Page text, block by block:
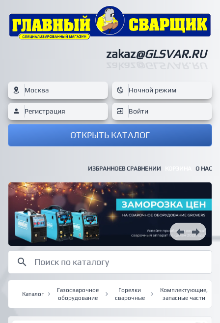
zakaz@GLSVAR.RU
Москва Ночной режим
Регистрация Войти
ОТКРЫТЬ КАТАЛОГ
ИЗБРАННОЕВ СРАВНЕНИИ О НАС
Каталог
Газосварочное
оборудование
Горелки
сварочные
Комплектующие,
запасные части